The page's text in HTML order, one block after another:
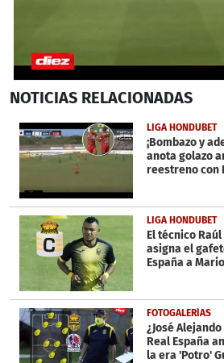
seconds
38
seconds
NOTICIAS RELACIONADAS
LIGA HONDUBET
¡Bombazo y
anota golazo
reestreno con
LIGA HONDUBET
El técnico
asigna el
España a
FOTOGALERÍAS
¿José
Real España
la era 'Potro'